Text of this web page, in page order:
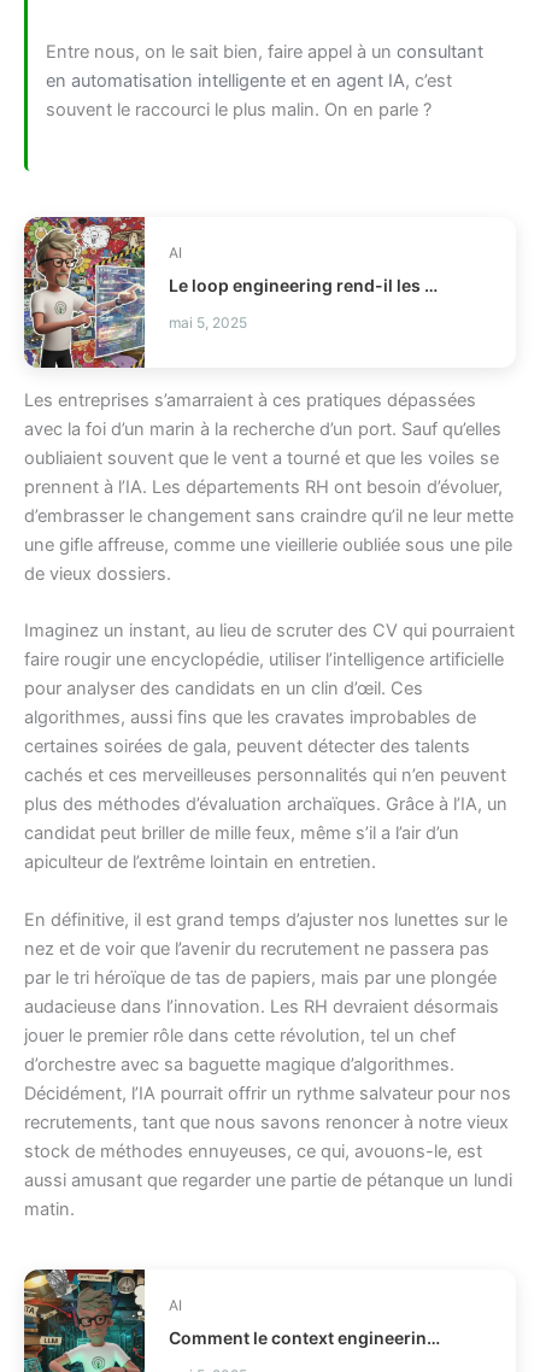
Entre nous, on le sait bien, faire appel à un consultant
en automatisation intelligente et en agent IA, c’est
souvent le raccourci le plus malin. On en parle ?
AI
Le loop engineering rend-il les agents IA plus fiables ?
mai 5, 2025
Les entreprises s’amarraient à ces pratiques dépassées
avec la foi d’un marin à la recherche d’un port. Sauf qu’elles
oubliaient souvent que le vent a tourné et que les voiles se
prennent à l’IA. Les départements RH ont besoin d’évoluer,
d’embrasser le changement sans craindre qu’il ne leur mette
une gifle affreuse, comme une vieillerie oubliée sous une pile
de vieux dossiers.
Imaginez un instant, au lieu de scruter des CV qui pourraient
faire rougir une encyclopédie, utiliser l’intelligence artificielle
pour analyser des candidats en un clin d’œil. Ces
algorithmes, aussi fins que les cravates improbables de
certaines soirées de gala, peuvent détecter des talents
cachés et ces merveilleuses personnalités qui n’en peuvent
plus des méthodes d’évaluation archaïques. Grâce à l’IA, un
candidat peut briller de mille feux, même s’il a l’air d’un
apiculteur de l’extrême lointain en entretien.
En définitive, il est grand temps d’ajuster nos lunettes sur le
nez et de voir que l’avenir du recrutement ne passera pas
par le tri héroïque de tas de papiers, mais par une plongée
audacieuse dans l’innovation. Les RH devraient désormais
jouer le premier rôle dans cette révolution, tel un chef
d’orchestre avec sa baguette magique d’algorithmes.
Décidément, l’IA pourrait offrir un rythme salvateur pour nos
recrutements, tant que nous savons renoncer à notre vieux
stock de méthodes ennuyeuses, ce qui, avouons-le, est
aussi amusant que regarder une partie de pétanque un lundi
matin.
AI
Comment le context engineering évite les échecs d'agents IA?